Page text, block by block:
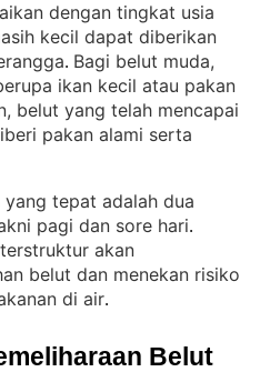
dengan tingkat usia
kecil dapat diberikan
. Bagi belut muda,
ikan kecil atau pakan
belut yang telah mencapai
pakan alami serta
tepat adalah dua
pagi dan sore hari
akan
belut dan menekan risiko
di air.
Belut